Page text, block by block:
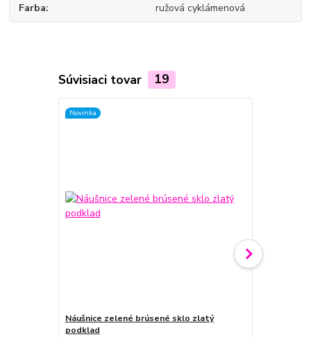
Farba ružová cyklámenová
Súvisiaci tovar 19
Novinka
Náušnice zelené brúsené sklo zlatý
podklad